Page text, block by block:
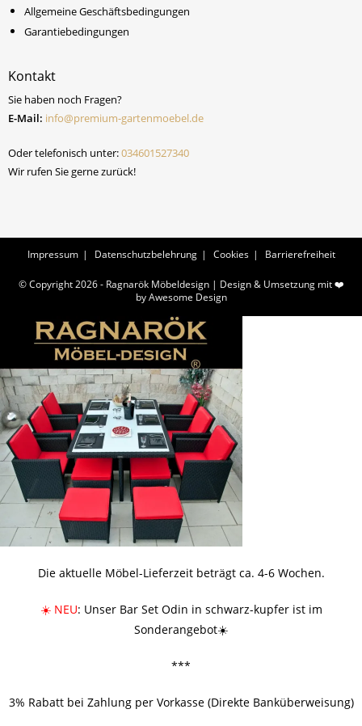
Allgemeine Geschäftsbedingungen
Garantiebedingungen
Kontakt
Sie haben noch Fragen?
E-Mail: info@premium-gartenmoebel.de
Oder telefonisch unter:034601527340
Wir rufen Sie gerne zurück!
Impressum Datenschutzbelehrung Cookies Barrierefreiheit
© Copyright 2026 - Ragnarök Möbeldesign | Design & Umsetzung mit ❤️
byAwesome Design
Die aktuelle Möbel-Lieferzeit beträgt ca. 4-6 Wochen.
☀️ NEU: Unser Bar Set Odin in schwarz-kupfer ist im
Sonderangebot☀️
***
3% Rabatt bei Zahlung per Vorkasse (Direkte Banküberweisung)